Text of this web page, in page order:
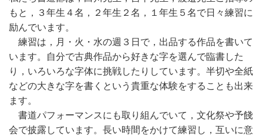
もと，３年生４名，２年生２名，１年生５名で日々練習に
励んでいます。
練習は，月・火・水の週３日で，出品する作品を書いて
います。自分で古典作品から好きな字を選んで臨書した
り，いろいろな字体に挑戦したりしています。半切や全紙
などの大きな字を書くという貴重な体験をすることも出来
ます。
書道パフォーマンスにも取り組んでいて，文化祭や予餞
会で披露しています。長い時間をかけて練習し，互いに意